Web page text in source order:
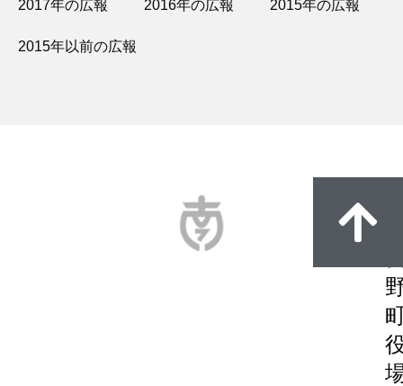
2017年の広報 2016年の広報 2015年の広報
2015年以前の広報